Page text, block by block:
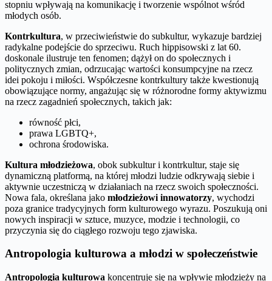
stopniu wpływają na komunikację i tworzenie wspólnot wśród
młodych osób.
Kontrkultura, w przeciwieństwie do subkultur, wykazuje bardziej
radykalne podejście do sprzeciwu. Ruch hippisowski z lat 60.
doskonale ilustruje ten fenomen; dążył on do społecznych i
politycznych zmian, odrzucając wartości konsumpcyjne na rzecz
idei pokoju i miłości. Współczesne kontrkultury także kwestionują
obowiązujące normy, angażując się w różnorodne formy aktywizmu
na rzecz zagadnień społecznych, takich jak:
równość płci,
prawa LGBTQ+,
ochrona środowiska.
Kultura młodzieżowa, obok subkultur i kontrkultur, staje się
dynamiczną platformą, na której młodzi ludzie odkrywają siebie i
aktywnie uczestniczą w działaniach na rzecz swoich społeczności.
Nowa fala, określana jako młodzieżowi innowatorzy, wychodzi
poza granice tradycyjnych form kulturowego wyrazu. Poszukują oni
nowych inspiracji w sztuce, muzyce, modzie i technologii, co
przyczynia się do ciągłego rozwoju tego zjawiska.
Antropologia kulturowa a młodzi w społeczeństwie
Antropologia kulturowa koncentruje się na wpływie młodzieży na